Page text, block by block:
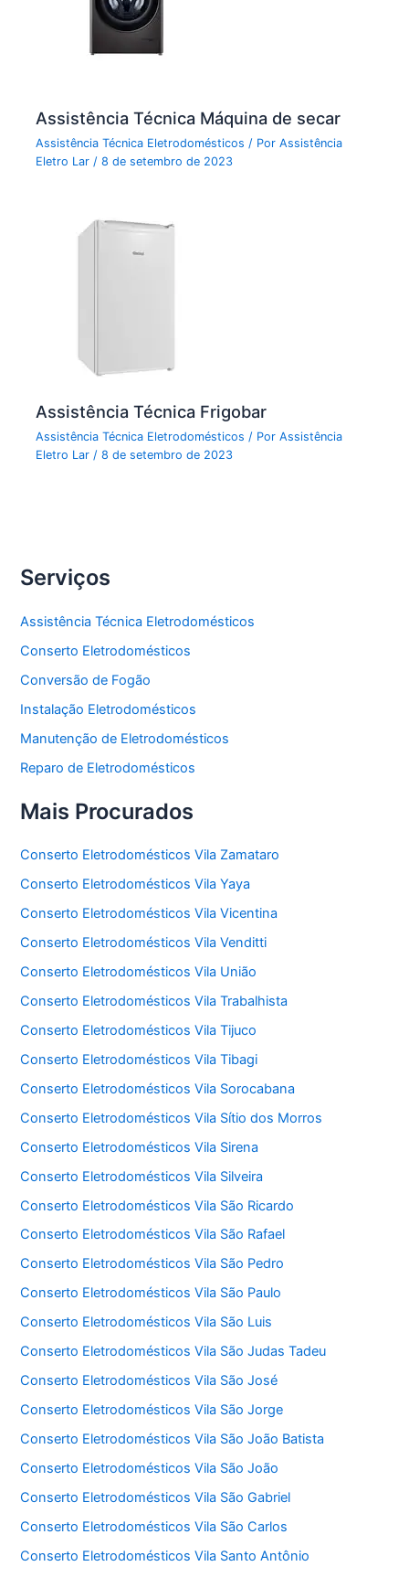
Assistência Técnica Máquina de secar
Assistência Técnica Eletrodomésticos / PorAssistência
Eletro Lar /8 de setembro de 2023
Assistência Técnica Frigobar
Assistência Técnica Eletrodomésticos / PorAssistência
Eletro Lar /8 de setembro de 2023
Serviços
Assistência Técnica Eletrodomésticos
Conserto Eletrodomésticos
Conversão de Fogão
Instalação Eletrodomésticos
Manutenção de Eletrodomésticos
Reparo de Eletrodomésticos
Mais Procurados
Conserto Eletrodomésticos Vila Zamataro
Conserto Eletrodomésticos Vila Yaya
Conserto Eletrodomésticos Vila Vicentina
Conserto Eletrodomésticos Vila Venditti
Conserto Eletrodomésticos Vila União
Conserto Eletrodomésticos Vila Trabalhista
Conserto Eletrodomésticos Vila Tijuco
Conserto Eletrodomésticos Vila Tibagi
Conserto Eletrodomésticos Vila Sorocabana
Conserto Eletrodomésticos Vila Sítio dos Morros
Conserto Eletrodomésticos Vila Sirena
Conserto Eletrodomésticos Vila Silveira
Conserto Eletrodomésticos Vila São Ricardo
Conserto Eletrodomésticos Vila São Rafael
Conserto Eletrodomésticos Vila São Pedro
Conserto Eletrodomésticos Vila São Paulo
Conserto Eletrodomésticos Vila São Luis
Conserto Eletrodomésticos Vila São Judas Tadeu
Conserto Eletrodomésticos Vila São José
Conserto Eletrodomésticos Vila São Jorge
Conserto Eletrodomésticos Vila São João Batista
Conserto Eletrodomésticos Vila São João
Conserto Eletrodomésticos Vila São Gabriel
Conserto Eletrodomésticos Vila São Carlos
Conserto Eletrodomésticos Vila Santo Antônio